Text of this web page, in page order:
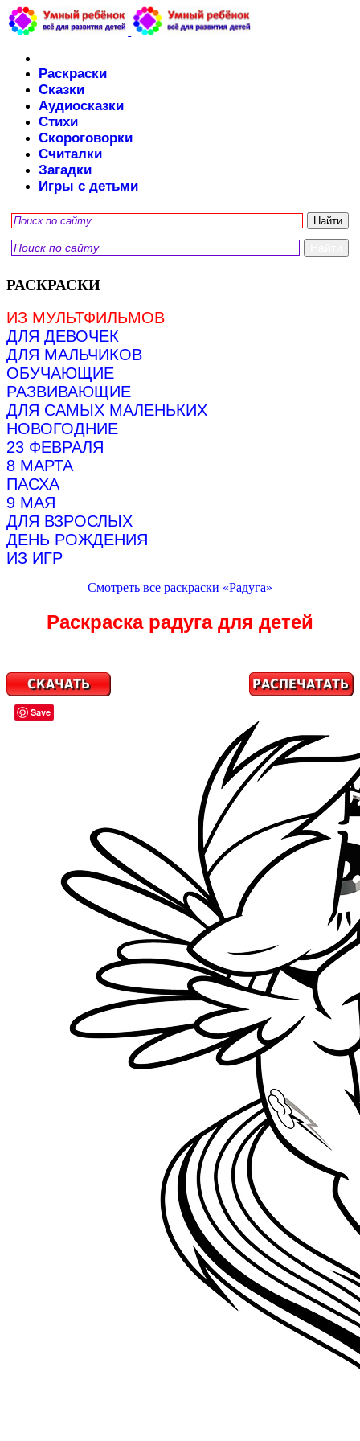
Раскраски
Сказки
Аудиосказки
Стихи
Скороговорки
Считалки
Загадки
Игры с детьми
РАСКРАСКИ
ИЗ МУЛЬТФИЛЬМОВ
ДЛЯ ДЕВОЧЕК
ДЛЯ МАЛЬЧИКОВ
ОБУЧАЮЩИЕ
РАЗВИВАЮЩИЕ
ДЛЯ САМЫХ МАЛЕНЬКИХ
НОВОГОДНИЕ
23 ФЕВРАЛЯ
8 МАРТА
ПАСХА
9 МАЯ
ДЛЯ ВЗРОСЛЫХ
ДЕНЬ РОЖДЕНИЯ
ИЗ ИГР
Смотреть все раскраски «Радуга»
Раскраска радуга для детей
Save